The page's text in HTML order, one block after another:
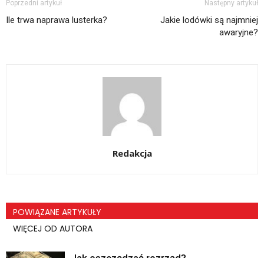
Poprzedni artykuł
Ile trwa naprawa lusterka?
Następny artykuł
Jakie lodówki są najmniej
awaryjne?
Redakcja
POWIĄZANE ARTYKUŁY
WIĘCEJ OD AUTORA